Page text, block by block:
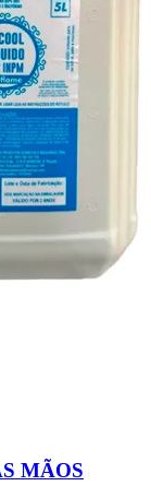
MÃOS